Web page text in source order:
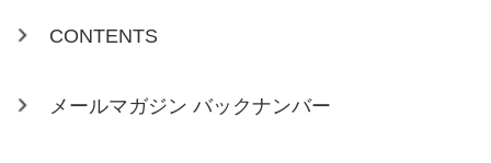
CONTENTS
メールマガジン バックナンバー